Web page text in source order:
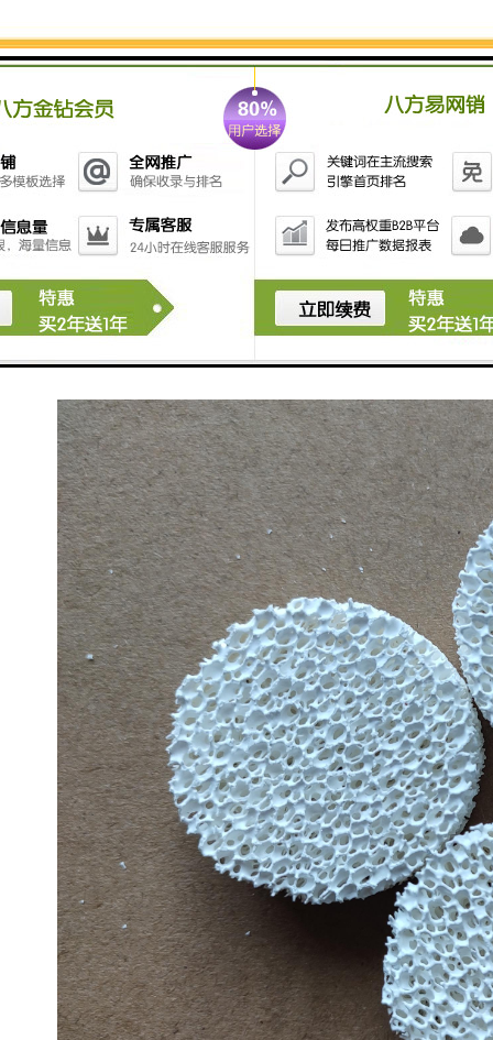
的使用是很有必要的，无论什么手段都很难替代挡渣棉
和过滤网。